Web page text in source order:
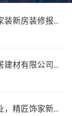
装新房装修报..
建材有限公司..
，精匠饰家新..